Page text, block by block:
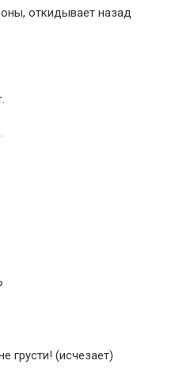
откидывает назад
грусти! (исчезает)